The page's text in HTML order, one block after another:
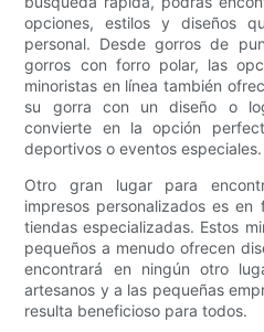
opciones, estilos y diseños
personal. Desde gorros de
gorros con forro polar, las
minoristas en línea también
su gorra con un diseño o
convierte en la opción
deportivos o eventos especiales.
Otro gran lugar para
impresos personalizados es
tiendas especializadas. Estos
pequeños a menudo ofrecen
encontrará en ningún otro
artesanos y a las pequeñas
resulta beneficioso para todos.